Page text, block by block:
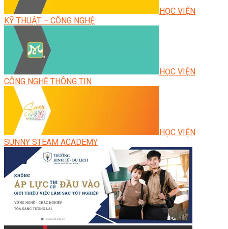
HỌC VIỆN
KỸ THUẬT – CÔNG NGHỆ
HỌC VIỆN
CÔNG NGHỆ THÔNG TIN
HỌC VIỆN
SUNNY STEAM ACADEMY